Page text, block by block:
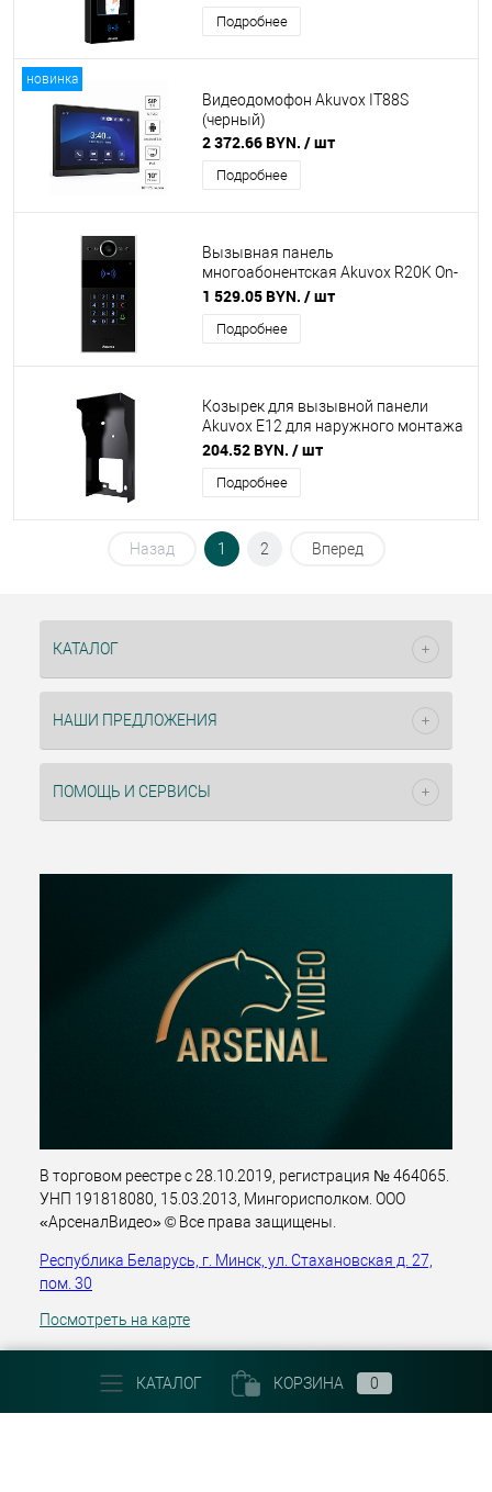
Подробнее
новинка
Видеодомофон Akuvox IT88S
(черный)
2 372.66 BYN. / шт
Подробнее
Вызывная панель
многоабонентская Akuvox R20K On-
Wall с кронштейном для наруж.
монтажа (черный)
1 529.05 BYN. / шт
Подробнее
Козырек для вызывной панели
Akuvox E12 для наружного монтажа
(черный)
204.52 BYN. / шт
Подробнее
Назад 1 2 Вперед
КАТАЛОГ
НАШИ ПРЕДЛОЖЕНИЯ
ПОМОЩЬ И СЕРВИСЫ
В торговом реестре с 28.10.2019, регистрация № 464065.
УНП 191818080, 15.03.2013, Мингорисполком. ООО
«АрсеналВидео» © Все права защищены.
Республика Беларусь, г. Минск, ул. Стахановская д. 27,
пом. 30
Посмотреть на карте
+375 (29) 303 22 30
КАТАЛОГ КОРЗИНА 0